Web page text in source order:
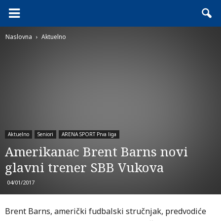
Naslovna Aktuelno
Aktuelno Seniori ARENA SPORT Prva liga
Amerikanac Brent Barns novi
glavni trener SBB Vukova
04/01/2017
Brent Barns, američki fudbalski stručnjak, predvodiće